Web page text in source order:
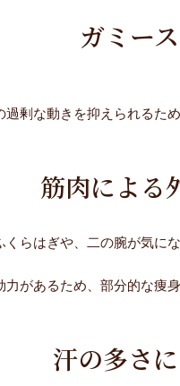
ガミー
剰な動きを抑えられるた
筋肉による
らはぎや、二の腕が気に
があるため、部分的な
汗の多さ